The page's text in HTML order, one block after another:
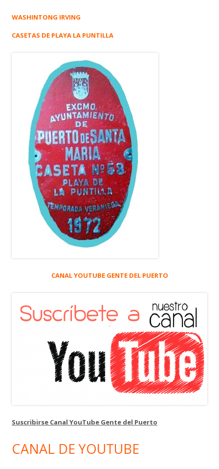
WASHINTONG IRVING
CASETAS DE PLAYA LA PUNTILLA
CANAL YOUTUBE GENTE DEL PUERTO
Suscribirse Canal YouTube Gente del Puerto
CANAL DE YOUTUBE